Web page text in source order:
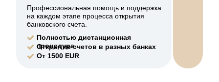
Полностью дистанционная
процедура
Открытие счетов в разных банках
От 1500 EUR
Профессиональная помощь и поддержка
на каждом этапе процесса открытия
банковского счета.